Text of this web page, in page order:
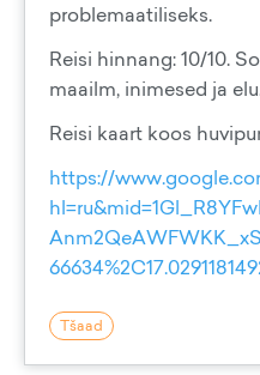
problemaatiliseks.
Reisi hinnang: 10/10.
maailm, inimesed ja
Reisi kaart koos
https://
Tšaad